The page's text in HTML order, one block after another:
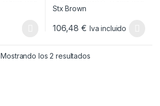
106,48€ Iva incluido
Este producto tiene múltiples
Mostrando los 2 resultadosOrdenado por